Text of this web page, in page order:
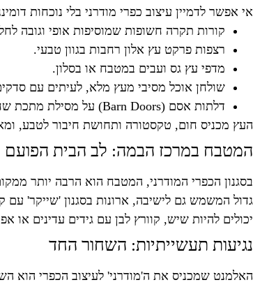
אי אפשר לדמיין עיצוב כפרי מודרני בלי נוכחות
קורות תקרה חשופות שמוסיפות אופי וגובה
רצפות פרקט עץ אלון רחבות בגוון טבעי.
מדפי עץ גס ועבים במטבח או בסלון.
שולחן אוכל מסיבי מעץ מלא, לעיתים עם
דלתות אסם (Barn Doors) על מסילת מתכת שחורה.
העץ מכניס חום, טקסטורה ותחושת חיבור לטבע,
המטבח במרכז הבמה: לב הבית הפועם
בסגנון הכפרי המודרני, המטבח הוא הרבה יותר
יכולים להיות שיש, קוורץ לבן עם גידים עדינים או
נגיעות תעשייתיות: השחור החד
האלמנט שמכניס את ה'מודרני' לעיצוב הכפרי הוא